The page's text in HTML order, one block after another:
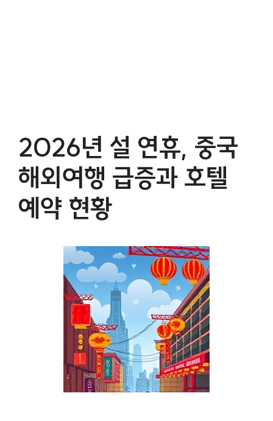
2026년 설 연휴, 중국
해외여행 급증과 호텔
예약 현황